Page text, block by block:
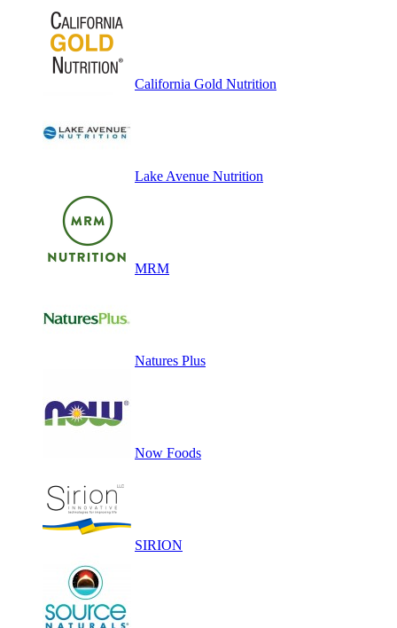
California Gold Nutrition
Lake Avenue Nutrition
MRM
Natures Plus
Now Foods
SIRION